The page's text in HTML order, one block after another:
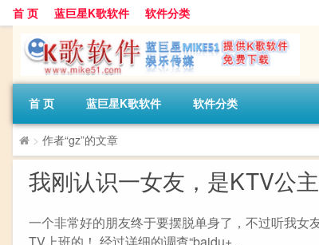
首 页 蓝巨星K歌软件 软件分类
首 页 蓝巨星K歌软件 软件分类
> 作者“gz”的文章
我刚认识一女友，是KTV公
一个非常好的朋友终于要摆脱单身了，不过听我
TV上班的！ 经过详细的调查“baidu+...